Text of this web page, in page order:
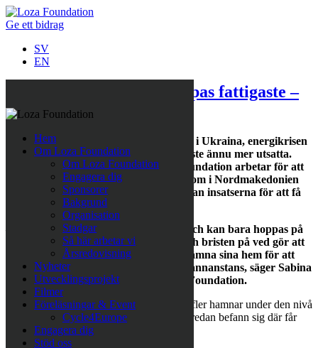
Ge ett bidrag
SV
EN
Hem
Om Loza Foundation
Om Loza Foundation
Engagera dig
Sponsorer
Bakgrund
Organisation
Stadgar
Så här arbetar vi
Årsredovisning
Nyheter
Utvecklingsprojekt
Filmer
Föreläsningar & Event
Cycle4Europe
Engagera dig
Stöd oss
”Läget desperat för Europas fattigaste –
mer hjälp behövs”
Medan världens ögon riktas mot kriget i Ukraina, energikrisen
och den höga inflationen blir de fattigaste ännu mer utsatta.
Läget är desperat för många. Loza Foundation arbetar för att
barnfamiljer som lever i extrem fattigdom i Nordmakedonien
ska få det bättre och nu intensifierar man insatserna för att få
fram hjälpsändningar inför vintern.
– Vi känner stor oro för utvecklingen och kan bara hoppas på
en mild vinter. De höga matpriserna och bristen på ved gör att
människor blir desperata och tvingas lämna sina hem för att
söka värme och pengar till mat någon annanstans, säger Sabina
Grubbeson, generalsekreterare, Loza Foundation.
Den pågående krisen i Europa gör att allt fler hamnar under den nivå
som kallas extrem fattigdom, och de som redan befann sig där får
det sämre.